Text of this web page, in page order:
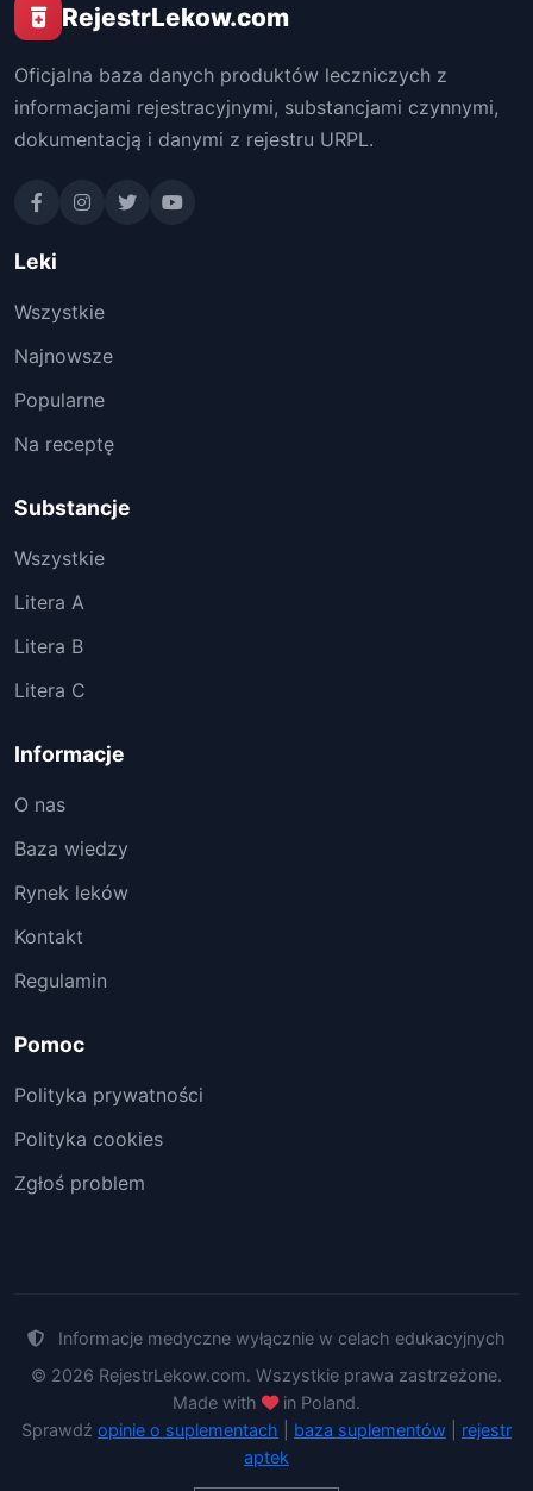
RejestrLekow.com
Oficjalna baza danych produktów leczniczych z
informacjami rejestracyjnymi, substancjami czynnymi,
dokumentacją i danymi z rejestru URPL.
Leki
Wszystkie
Najnowsze
Popularne
Na receptę
Substancje
Wszystkie
Litera A
Litera B
Litera C
Informacje
O nas
Baza wiedzy
Rynek leków
Kontakt
Regulamin
Pomoc
Polityka prywatności
Polityka cookies
Zgłoś problem
Informacje medyczne wyłącznie w celach edukacyjnych
© 2026 RejestrLekow.com. Wszystkie prawa zastrzeżone.
Made with
in Poland.
Sprawdź opinie o suplementach baza suplementów
rejestr
aptek